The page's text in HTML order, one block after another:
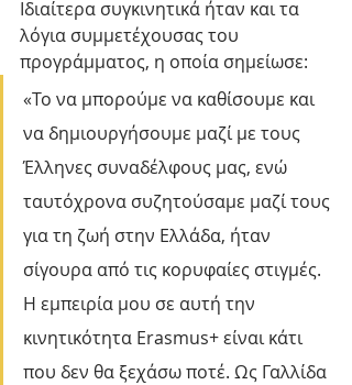
Ιδιαίτερα συγκινητικά ήταν και τα
λόγια συμμετέχουσας του
προγράμματος, η οποία σημείωσε:
«Το να μπορούμε να καθίσουμε και
να δημιουργήσουμε μαζί με τους
Έλληνες συναδέλφους μας, ενώ
ταυτόχρονα συζητούσαμε μαζί τους
για τη ζωή στην Ελλάδα, ήταν
σίγουρα από τις κορυφαίες στιγμές.
Η εμπειρία μου σε αυτή την
κινητικότητα Erasmus+ είναι κάτι
που δεν θα ξεχάσω ποτέ. Ως Γαλλίδα